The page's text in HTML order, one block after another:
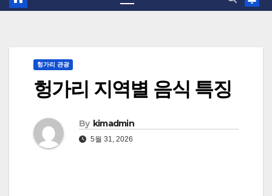
헝가리 관광
헝가리 지역별 음식 특징
By kimadmin
5월 31, 2026